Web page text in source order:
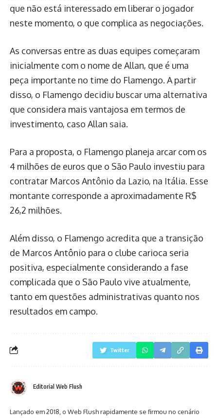
que não está interessado em liberar o jogador
neste momento, o que complica as negociações.
As conversas entre as duas equipes começaram
inicialmente com o nome de Allan, que é uma
peça importante no time do Flamengo. A partir
disso, o Flamengo decidiu buscar uma alternativa
que considera mais vantajosa em termos de
investimento, caso Allan saia.
Para a proposta, o Flamengo planeja arcar com os
4 milhões de euros que o São Paulo investiu para
contratar Marcos Antônio da Lazio, na Itália. Esse
montante corresponde a aproximadamente R$
26,2 milhões.
Além disso, o Flamengo acredita que a transição
de Marcos Antônio para o clube carioca seria
positiva, especialmente considerando a fase
complicada que o São Paulo vive atualmente,
tanto em questões administrativas quanto nos
resultados em campo.
Twitter
Editorial Web Flush
Lançado em 2018, o Web Flush rapidamente se firmou no cenário